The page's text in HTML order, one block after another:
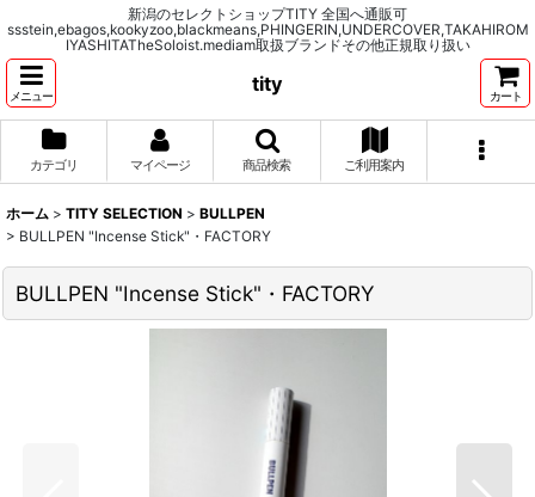
新潟のセレクトショップTITY 全国へ通販可
ssstein,ebagos,kookyzoo,blackmeans,PHINGERIN,UNDERCOVER,TAKAHIROM
IYASHITATheSoloist.mediam取扱ブランドその他正規取り扱い
メニュー
tity
カート
カテゴリ マイページ 商品検索 ご利用案内
ホーム > TITY SELECTION > BULLPEN
> BULLPEN "Incense Stick"・FACTORY
BULLPEN "Incense Stick"・FACTORY